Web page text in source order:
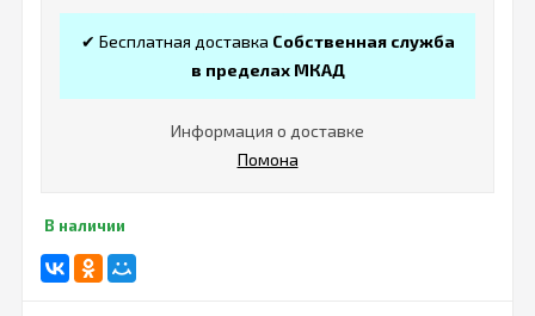
✔ Бесплатная доставка Собственная служба
в пределах МКАД
Информация о доставке
Помона
В наличии